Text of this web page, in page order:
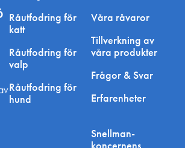
Råutfodring för
katt
Råutfodring för
valp
Råutfodring för
hund
Våra råvaror
Tillverkning av
våra produkter
Frågor & Svar
Erfarenheter
Snellman-